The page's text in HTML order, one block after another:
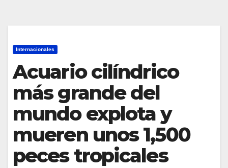
Internacionales
Acuario cilíndrico
más grande del
mundo explota y
mueren unos 1,500
peces tropicales